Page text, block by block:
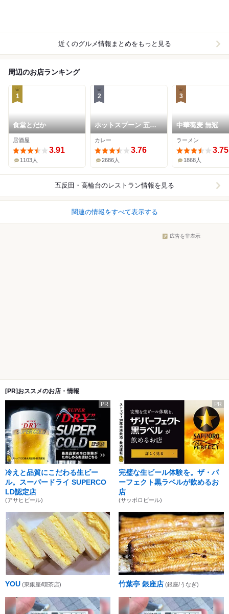
近くのグルメ情報まとめをもっと見る
周辺のお店ランキング
1
食堂とだか
居酒屋
3.91
1103人
2
ホットスプーン 五反
田店
カレー
3.76
2686人
3
中華蕎麦 無冠
ラーメン
3.75
1868人
五反田・高輪台のレストラン情報を見る
関連の情報をすべて表示する
広告を非表示
[PR]おススメのお店・情報
PR
冷えと品質にこだわる生ビー
ル。スーパードライ SUPERCO
LD認定店
(アサヒビール)
PR
完璧な生ビール体験を。ザ・パ
ーフェクト黒ラベルが飲めるお
店
(サッポロビール)
YOU (東銀座/喫茶店) 竹葉亭 銀座店 (銀座/うなぎ)